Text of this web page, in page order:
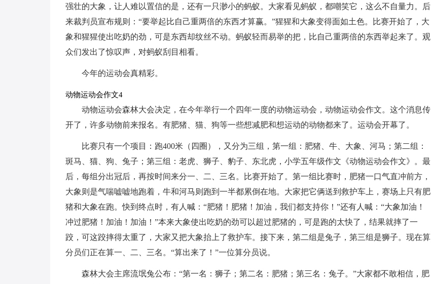
强壮的大象，让人难以置信的是，还有一只渺小的蚂蚁。大家看见蚂蚁，都嘲笑它，这么不自量力。后
来裁判员宣布规则：“要举起比自己重两倍的东西才算赢。”猩猩和大象变得面如土色。比赛开始了，大
象和猩猩使出吃奶的劲，可是东西却纹丝不动。蚂蚁轻而易举的把，比自己重两倍的东西举起来了。观
众们发出了惊叹声，对蚂蚁刮目相看。
今年的运动会真精彩。
动物运动会作文4
动物运动会森林大会决定，在今年举行一个四年一度的动物运动会，动物运动会作文。这个消息传
开了，许多动物前来报名。有肥猪、猫、狗等一些想减肥和想运动的动物都来了。运动会开幕了。
比赛只有一个项目：跑400米（四圈），又分为三组，第一组：肥猪、牛、大象、河马；第二组：
斑马、猫、狗、兔子；第三组：老虎、狮子、豹子、东北虎，小学五年级作文《动物运动会作文》。最
后，每组分出冠后，再按时间来分一、二、三名。比赛开始了。第一组比赛时，肥猪一口气直冲前方，
大象则是气喘嘘嘘地跑着，牛和河马则跑到一半都累倒在地。大家把它俩送到救护车上，赛场上只有肥
猪和大象在跑。快到终点时，有人喊：“肥猪！肥猪！加油，我们都支持你！”还有人喊：“大象加油！
冲过肥猪！加油！加油！”本来大象使出吃奶的劲可以超过肥猪的，可是跑的太快了，结果就摔了一
跤，可这跤摔得太重了，大家又把大象抬上了救护车。接下来，第二组是兔子，第三组是狮子。现在算
分员们正在算一、二、三名。“算出来了！”一位算分员说。
森林大会主席流氓兔公布：“第一名：狮子；第二名：肥猪；第三名：兔子。”大家都不敢相信，肥